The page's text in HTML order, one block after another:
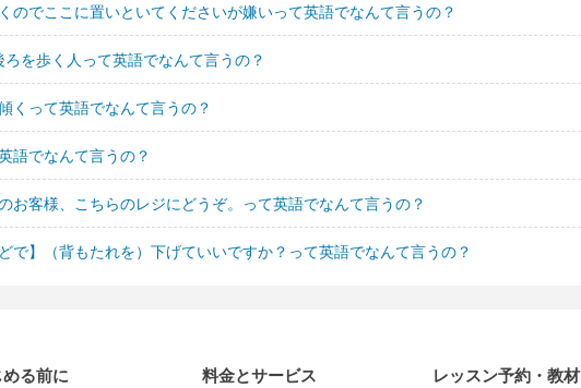
のでここに置いといてくださいが嫌いって英語でなんて言うの？
を歩く人って英語でなんて言うの？
くって英語でなんて言うの？
語でなんて言うの？
お客様、こちらのレジにどうぞ。って英語でなんて言うの？
で】（背もたれを）下げていいですか？って英語でなんて言うの？
る前に 料金とサービス レッスン予約・教材